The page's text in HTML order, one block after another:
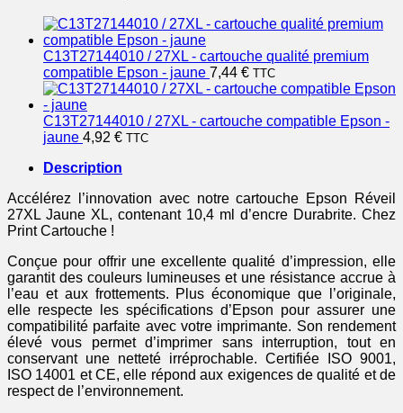
C13T27144010 / 27XL - cartouche qualité premium
compatible Epson - jaune 7,44 € TTC
C13T27144010 / 27XL - cartouche compatible Epson -
jaune 4,92 € TTC
Description
Accélérez l’innovation avec notre cartouche Epson Réveil
27XL Jaune XL, contenant 10,4 ml d’encre Durabrite. Chez
Print Cartouche !
Conçue pour offrir une excellente qualité d’impression, elle
garantit des couleurs lumineuses et une résistance accrue à
l’eau et aux frottements. Plus économique que l’originale,
elle respecte les spécifications d’Epson pour assurer une
compatibilité parfaite avec votre imprimante. Son rendement
élevé vous permet d’imprimer sans interruption, tout en
conservant une netteté irréprochable. Certifiée ISO 9001,
ISO 14001 et CE, elle répond aux exigences de qualité et de
respect de l’environnement.